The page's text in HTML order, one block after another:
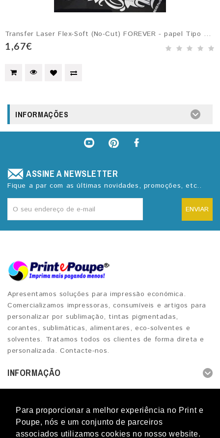
Para proporcionar a melhor experiência no Print e
Poupe, nós e um conjunto de parceiros
associados utilizamos cookies no nosso website.
Transfer Laser Flex-Soft (No-Cut) FOREVER - papel Tipo A...
1,67€
INFORMAÇÕES
ASSINE A NEWSLETTER
Fique a par com as últimas novidades, promoções, etc..
ENVIAR
Apresentamos soluções para impressão económica.
Comercializamos impressoras, consumíveis e artigos para
personalizar por sublimação, tintas pigmentadas,
corantes, sublimáticas, alimentares, eco-solventes e
solventes. Tratamos todos os clientes de forma direta e
personalizada. Contacte-nos.
INFORMAÇÃO
CONTACTO